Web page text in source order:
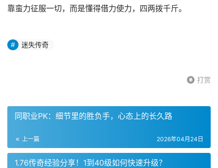
靠蛮力征服一切，而是懂得借力使力，四两拨千斤。
迷失传奇
打赏
同职业PK：细节里的胜负手，心态上的长久路
上一篇 2026年04月24日
1.76传奇经验分享！1到40级如何快速升级？